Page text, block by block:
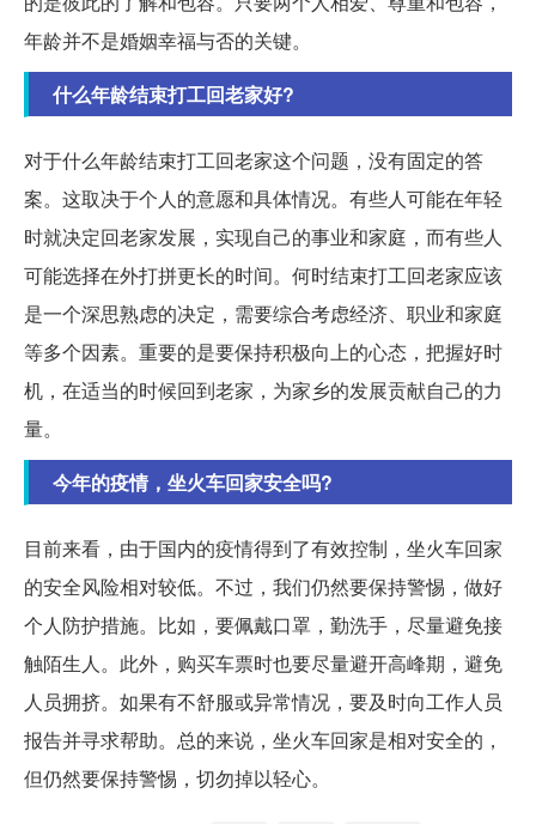
年龄并不是婚姻幸福与否的关键。
什么年龄结束打工回老家好?
对于什么年龄结束打工回老家这个问题，没有固定的答
案。这取决于个人的意愿和具体情况。有些人可能在年轻
时就决定回老家发展，实现自己的事业和家庭，而有些人
可能选择在外打拼更长的时间。何时结束打工回老家应该
是一个深思熟虑的决定，需要综合考虑经济、职业和家庭
等多个因素。重要的是要保持积极向上的心态，把握好时
机，在适当的时候回到老家，为家乡的发展贡献自己的力
量。
今年的疫情，坐火车回家安全吗?
目前来看，由于国内的疫情得到了有效控制，坐火车回家
的安全风险相对较低。不过，我们仍然要保持警惕，做好
个人防护措施。比如，要佩戴口罩，勤洗手，尽量避免接
触陌生人。此外，购买车票时也要尽量避开高峰期，避免
人员拥挤。如果有不舒服或异常情况，要及时向工作人员
报告并寻求帮助。总的来说，坐火车回家是相对安全的，
但仍然要保持警惕，切勿掉以轻心。